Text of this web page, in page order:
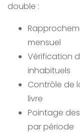
double :
mensuel
Vérification
inhabituels
Contrôle de
livre
Pointage
par période